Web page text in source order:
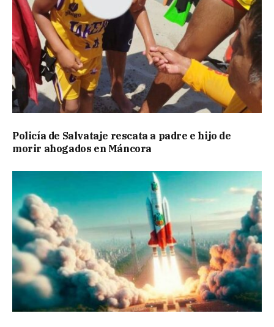
Policía de Salvataje rescata a padre e hijo de
morir ahogados en Máncora